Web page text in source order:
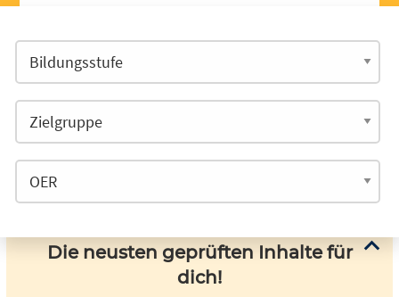
Die neusten geprüften Inhalte für
dich!